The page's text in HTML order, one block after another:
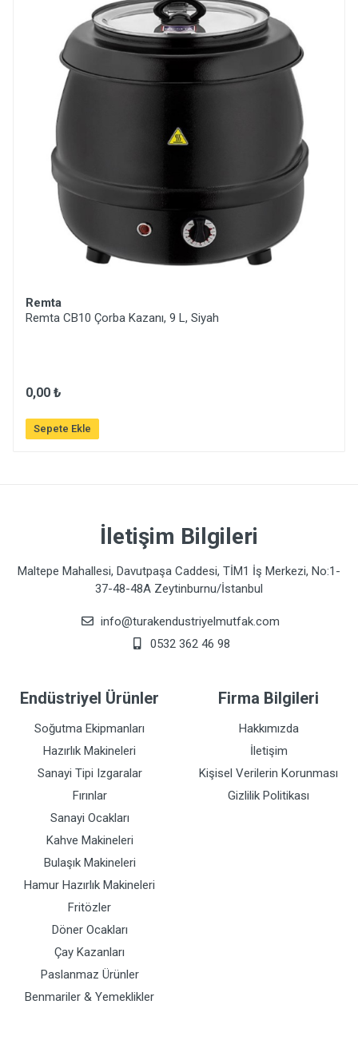
Remta
Remta CB10 Çorba Kazanı, 9 L, Siyah
0,00 ₺
Sepete Ekle
İletişim Bilgileri
Maltepe Mahallesi, Davutpaşa Caddesi, TİM1 İş Merkezi, No:1-
37-48-48A Zeytinburnu/İstanbul
info@turakendustriyelmutfak.com
0532 362 46 98
Endüstriyel Ürünler
Soğutma Ekipmanları
Hazırlık Makineleri
Sanayi Tipi Izgaralar
Fırınlar
Sanayi Ocakları
Kahve Makineleri
Bulaşık Makineleri
Hamur Hazırlık Makineleri
Fritözler
Döner Ocakları
Çay Kazanları
Paslanmaz Ürünler
Benmariler & Yemeklikler
Firma Bilgileri
Hakkımızda
İletişim
Kişisel Verilerin Korunması
Gizlilik Politikası